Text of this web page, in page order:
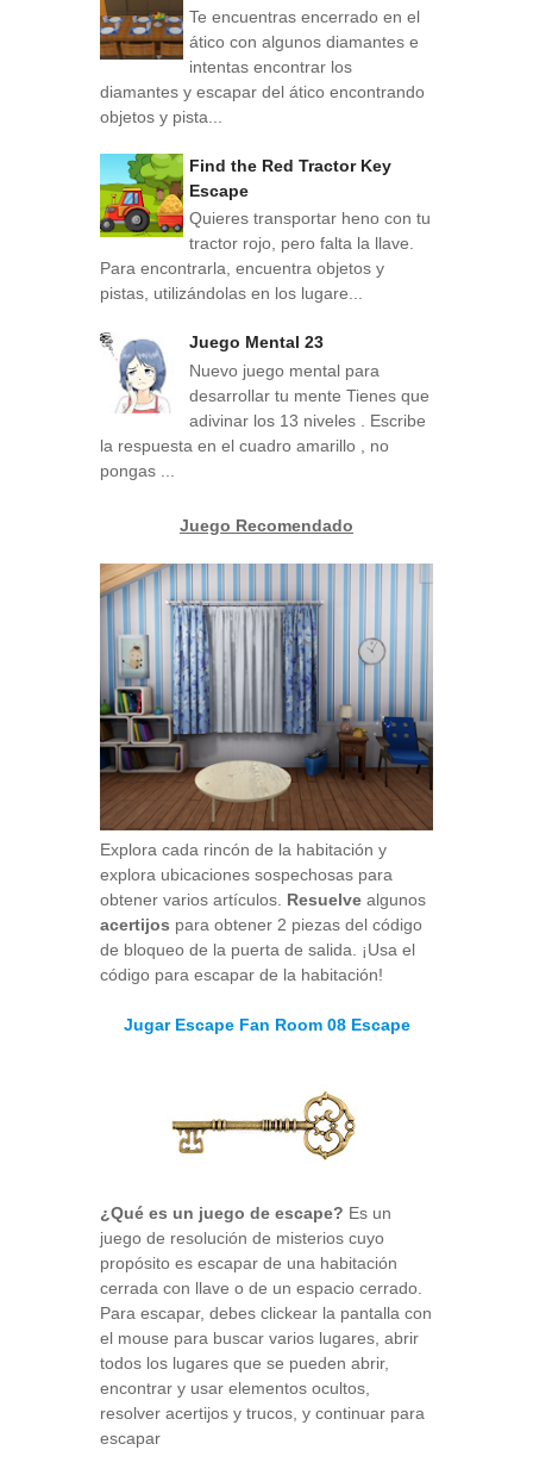
Te encuentras encerrado en el
ático con algunos diamantes e
intentas encontrar los
diamantes y escapar del ático encontrando
objetos y pista...
Find the Red Tractor Key
Escape
Quieres transportar heno con tu
tractor rojo, pero falta la llave.
Para encontrarla, encuentra objetos y
pistas, utilizándolas en los lugare...
Juego Mental 23
Nuevo juego mental para
desarrollar tu mente Tienes que
adivinar los 13 niveles . Escribe
la respuesta en el cuadro amarillo , no
pongas ...
Juego Recomendado
Explora cada rincón de la habitación y
explora ubicaciones sospechosas para
obtener varios artículos. Resuelve algunos
acertijos para obtener 2 piezas del código
de bloqueo de la puerta de salida. ¡Usa el
código para escapar de la habitación!
Jugar Escape Fan Room 08 Escape
¿Qué es un juego de escape? Es un
juego de resolución de misterios cuyo
propósito es escapar de una habitación
cerrada con llave o de un espacio cerrado.
Para escapar, debes clickear la pantalla con
el mouse para buscar varios lugares, abrir
todos los lugares que se pueden abrir,
encontrar y usar elementos ocultos,
resolver acertijos y trucos, y continuar para
escapar